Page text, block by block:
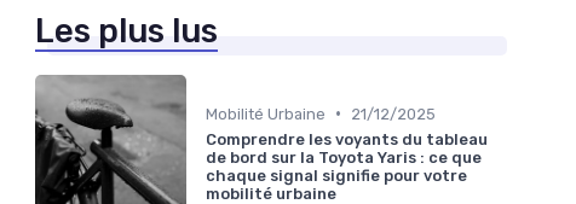
Les plus lus
Mobilité Urbaine •
21/12/2025
Comprendre les voyants du tableau
de bord sur la Toyota Yaris : ce que
chaque signal signifie pour votre
mobilité urbaine